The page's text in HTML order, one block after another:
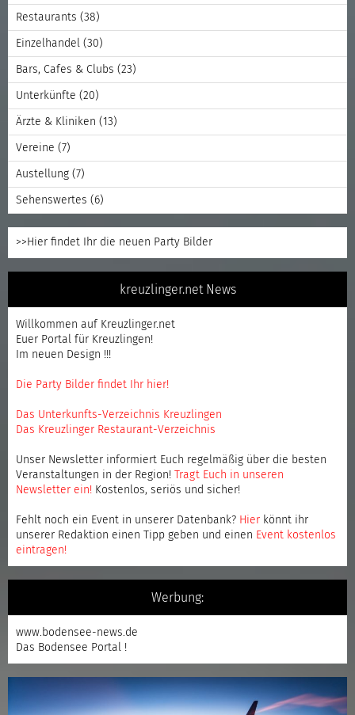
Restaurants (38)
Einzelhandel (30)
Bars, Cafes & Clubs (23)
Unterkünfte (20)
Ärzte & Kliniken (13)
Vereine (7)
Austellung (7)
Sehenswertes (6)
>>Hier findet Ihr die neuen Party Bilder
kreuzlinger.net News
Willkommen auf Kreuzlinger.net
Euer Portal für Kreuzlingen!
Im neuen Design !!!
Die Party Bilder findet Ihr hier!
Das Unterkunfts-Verzeichnis Kreuzlingen
Das Kreuzlinger Restaurant-Verzeichnis
Unser Newsletter informiert Euch regelmäßig über die besten
Veranstaltungen in der Region!
Tragt Euch in unseren
Newsletter ein! Kostenlos, seriös und sicher!
Fehlt noch ein Event in unserer Datenbank? Hier könnt ihr
unserer Redaktion einen Tipp geben und einen Event kostenlos
eintragen!
Werbung:
www.bodensee-news.de
Das Bodensee Portal !